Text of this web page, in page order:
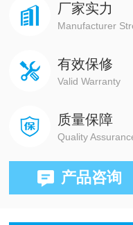
厂家实力
Manufacturer
有效保修
Valid Warranty
质量保障
Quality
产品咨询